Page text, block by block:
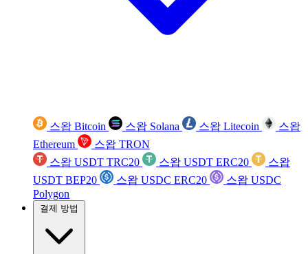
스왑 Bitcoin 스왑 Solana 스왑 Litecoin
스왑
Ethereum
스왑 TRON
스왑 USDT TRC20
스왑 USDT ERC20
스왑
USDT BEP20
스왑 USDC ERC20
스왑 USDC
Polygon
결제 방법